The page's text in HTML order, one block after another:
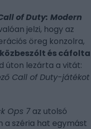
of Duty: Modern
jelzi, hogy az
öreg konzolra,
és cáfolta
úton lezárta a vitát:
Call of Duty-játékot
Ops 7 az utolsó
a széria hat egymást